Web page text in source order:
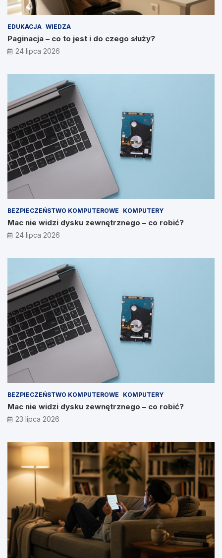
EDUKACJA WIEDZA
Paginacja – co to jest i do czego służy?
24 lipca 2026
BEZPIECZEŃSTWO KOMPUTEROWE KOMPUTERY
Mac nie widzi dysku zewnętrznego – co robić?
24 lipca 2026
BEZPIECZEŃSTWO KOMPUTEROWE KOMPUTERY
Mac nie widzi dysku zewnętrznego – co robić?
23 lipca 2026